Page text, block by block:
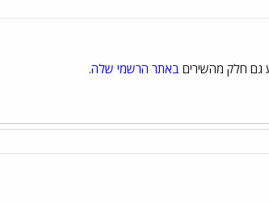
גם חלק מהשירים באתר הרשמי שלה.